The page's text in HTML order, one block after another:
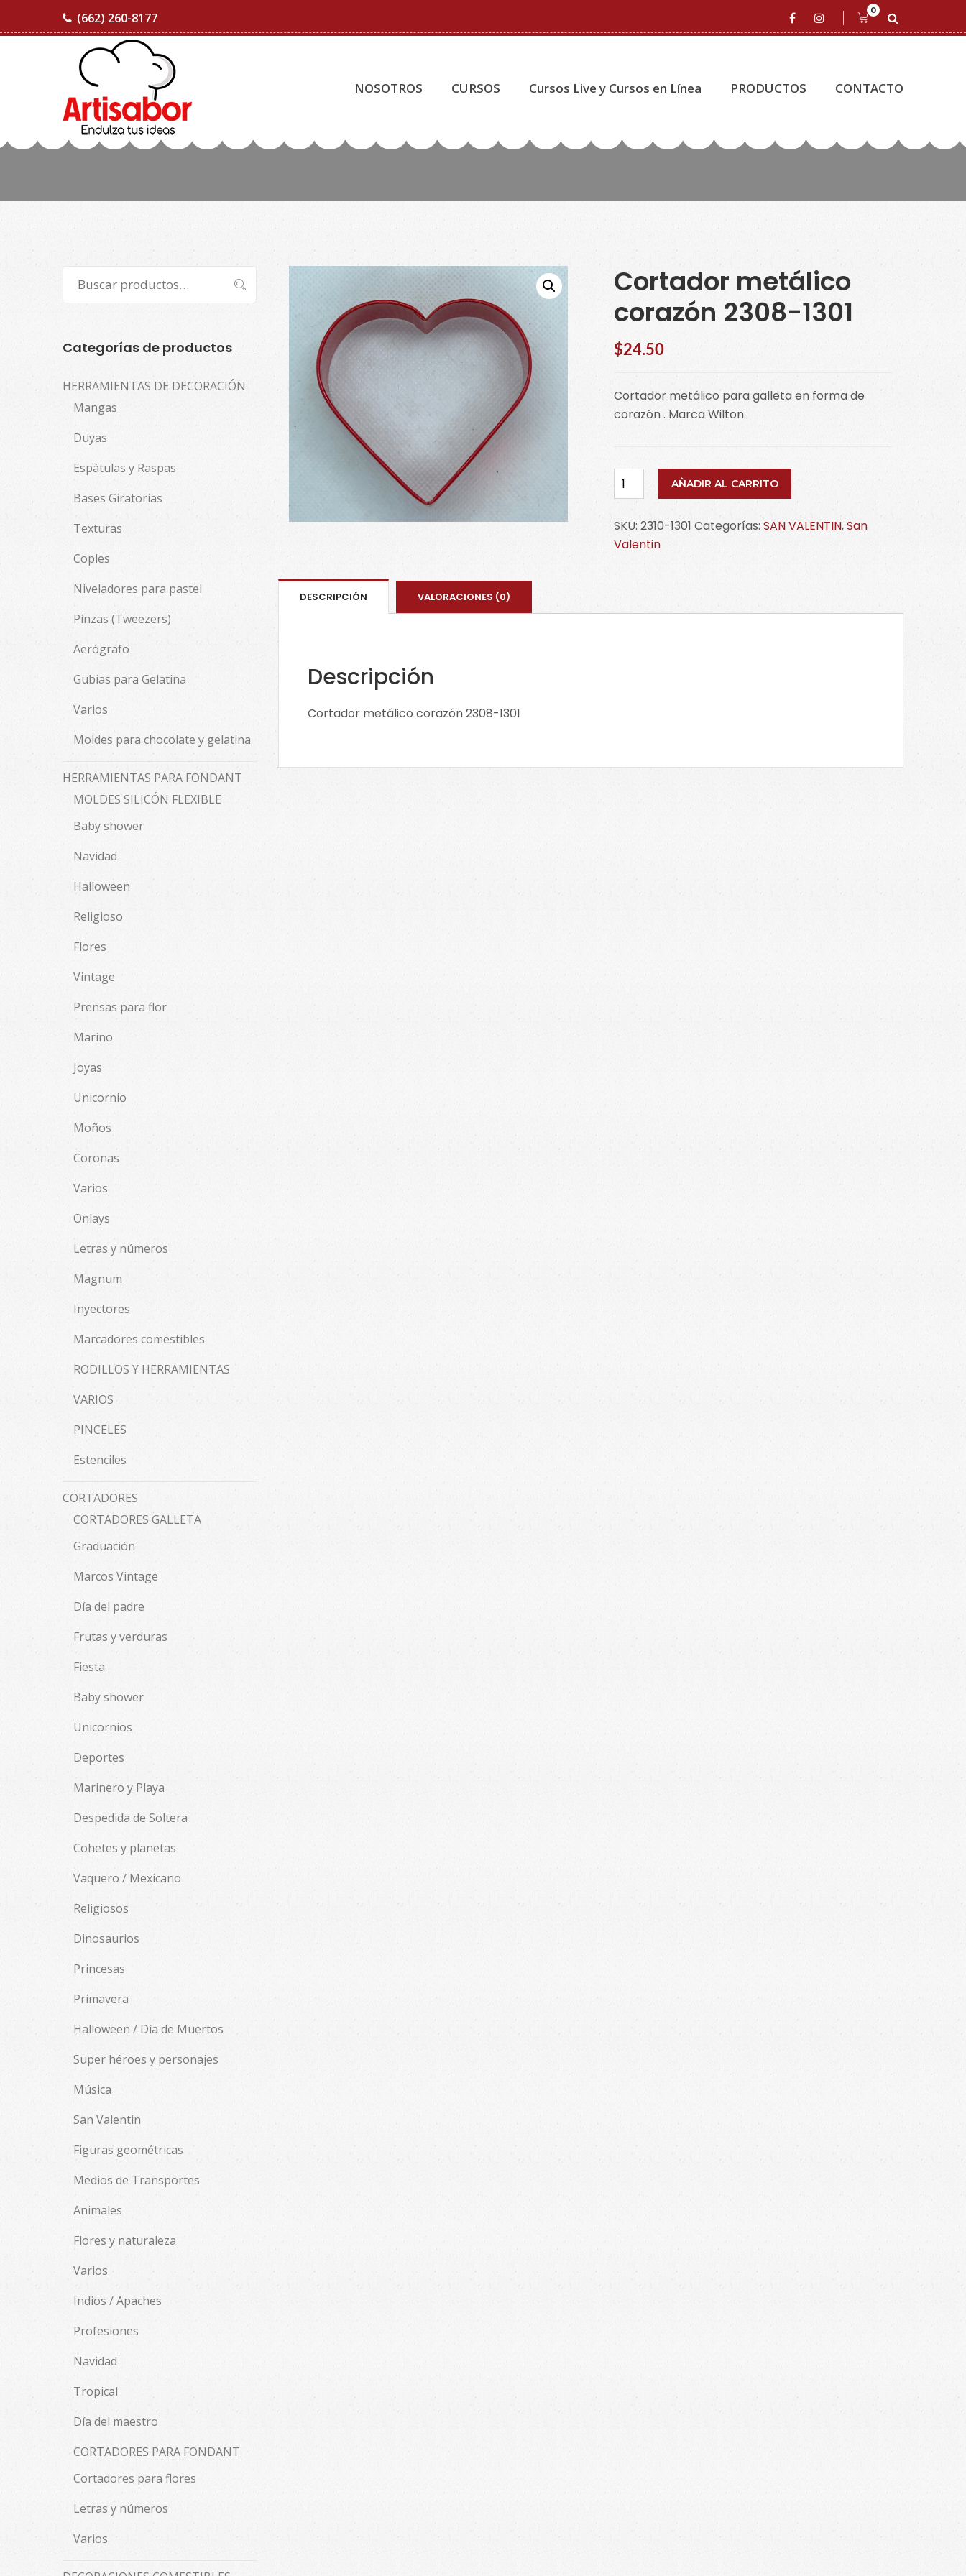
(662) 260-8177 0
NOSOTROS CURSOS Cursos Live y Cursos en Línea PRODUCTOS CONTACTO
Cortador metálico
corazón 2308-1301
$24.50
Cortador metálico para galleta en forma de
corazón . Marca Wilton.
Cortador
metálico
corazón
2308-
1301
AÑADIR AL CARRITO
SKU:2310-1301 Categorías:SAN VALENTIN,San
Valentin
DESCRIPCIÓN VALORACIONES (0)
Descripción
Cortador metálico corazón 2308-1301
por:
Buscar
Categorías de productos
HERRAMIENTAS DE DECORACIÓN
Mangas
Duyas
Espátulas y Raspas
Bases Giratorias
Texturas
Coples
Niveladores para pastel
Pinzas (Tweezers)
Aerógrafo
Gubias para Gelatina
Varios
Moldes para chocolate y gelatina
HERRAMIENTAS PARA FONDANT
MOLDES SILICÓN FLEXIBLE
Baby shower
Navidad
Halloween
Religioso
Flores
Vintage
Prensas para flor
Marino
Joyas
Unicornio
Moños
Coronas
Varios
Onlays
Letras y números
Magnum
Inyectores
Marcadores comestibles
RODILLOS Y HERRAMIENTAS
VARIOS
PINCELES
Estenciles
CORTADORES
CORTADORES GALLETA
Graduación
Marcos Vintage
Día del padre
Frutas y verduras
Fiesta
Baby shower
Unicornios
Deportes
Marinero y Playa
Despedida de Soltera
Cohetes y planetas
Vaquero / Mexicano
Religiosos
Dinosaurios
Princesas
Primavera
Halloween / Día de Muertos
Super héroes y personajes
Música
San Valentin
Figuras geométricas
Medios de Transportes
Animales
Flores y naturaleza
Varios
Indios / Apaches
Profesiones
Navidad
Tropical
Día del maestro
CORTADORES PARA FONDANT
Cortadores para flores
Letras y números
Varios